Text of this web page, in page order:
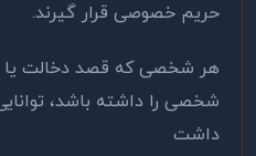
حریم خصوصی قرار گیرند.
هر شخصی که قصد دخالت یا
شخصی را داشته باشد،
داشت